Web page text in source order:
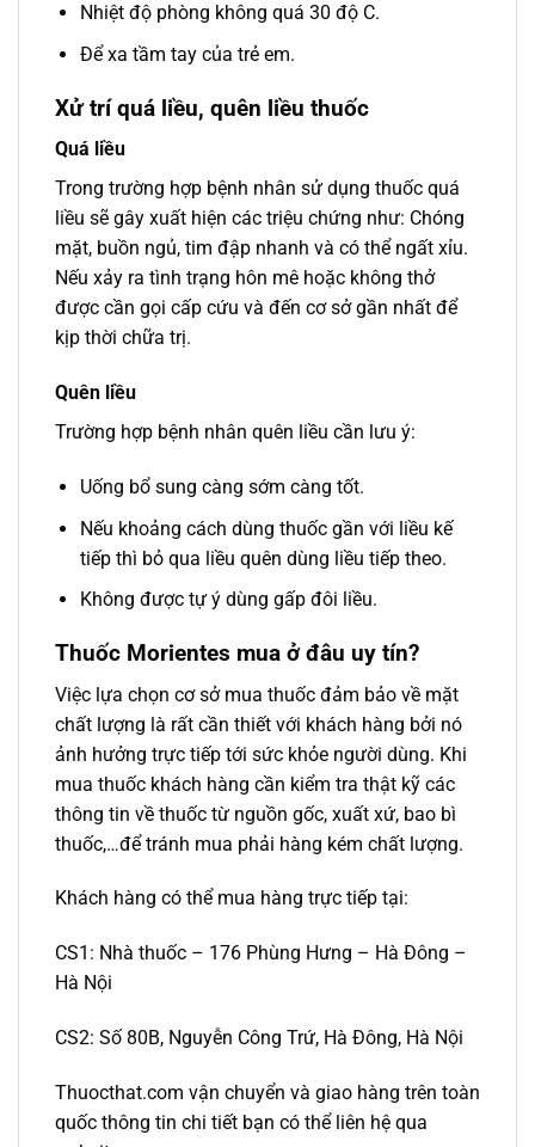
Nhiệt độ phòng không quá 30 độ C.
Để xa tầm tay của trẻ em.
Xử trí quá liều, quên liều thuốc
Quá liều
Trong trường hợp bệnh nhân sử dụng thuốc quá
liều sẽ gây xuất hiện các triệu chứng như: Chóng
mặt, buồn ngủ, tim đập nhanh và có thể ngất xỉu.
Nếu xảy ra tình trạng hôn mê hoặc không thở
được cần gọi cấp cứu và đến cơ sở gần nhất để
kịp thời chữa trị.
Quên liều
Trường hợp bệnh nhân quên liều cần lưu ý:
Uống bổ sung càng sớm càng tốt.
Nếu khoảng cách dùng thuốc gần với liều kế
tiếp thì bỏ qua liều quên dùng liều tiếp theo.
Không được tự ý dùng gấp đôi liều.
Thuốc Morientes mua ở đâu uy tín?
Việc lựa chọn cơ sở mua thuốc đảm bảo về mặt
chất lượng là rất cần thiết với khách hàng bởi nó
ảnh hưởng trực tiếp tới sức khỏe người dùng. Khi
mua thuốc khách hàng cần kiểm tra thật kỹ các
thông tin về thuốc từ nguồn gốc, xuất xứ, bao bì
thuốc,…để tránh mua phải hàng kém chất lượng.
Khách hàng có thể mua hàng trực tiếp tại:
CS1: Nhà thuốc – 176 Phùng Hưng – Hà Đông –
Hà Nội
CS2: Số 80B, Nguyễn Công Trứ, Hà Đông, Hà Nội
Thuocthat.com vận chuyển và giao hàng trên toàn
quốc thông tin chi tiết bạn có thể liên hệ qua